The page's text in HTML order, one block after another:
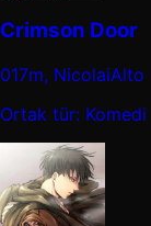
Crimson Door
017m, NicolaiAlto
Ortak tür: Komedi